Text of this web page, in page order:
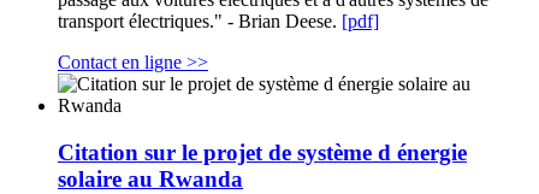
transport électriques." - Brian Deese. [pdf]
Contact en ligne >>
Citation sur le projet de système d énergie
solaire au Rwanda